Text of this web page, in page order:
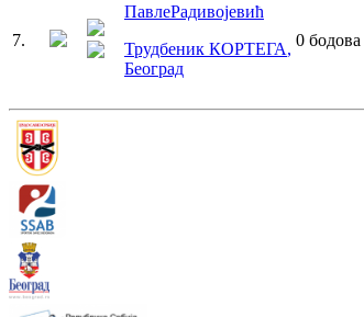
7.
ПавлеРадивојевић
Трудбеник КОРТЕГА,
Београд
0 бодова